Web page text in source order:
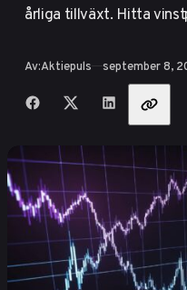
årliga tillväxt. Hitta
Av:Aktiepuls Publicerad
september 8,
Dela med vänner